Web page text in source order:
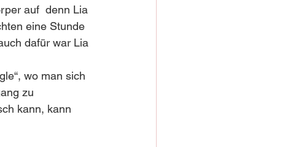
auf  denn Lia
eine Stunde
dafür war Lia
wo man sich
zu
kann, kann